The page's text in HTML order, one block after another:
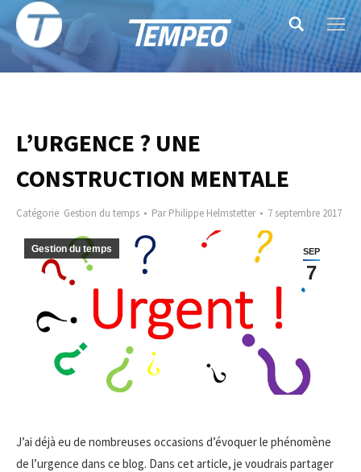
Search:
L’URGENCE ? UNE
CONSTRUCTION MENTALE
Catégorie Gestion du temps ParPhilippe Helmstetter 7 septembre 2017
SEP
7
Gestion du temps
J’ai déjà eu de nombreuses occasions d’évoquer le phénomène
de l’urgence dans ce blog. Dans cet article, je voudrais partager